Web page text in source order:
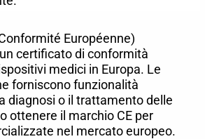
Européenne)
certificato di conformità
medici in Europa. Le
forniscono funzionalità
diagnosi o il trattamento delle
ottenere il marchio CE per
nel mercato europeo.